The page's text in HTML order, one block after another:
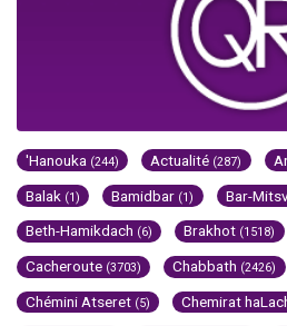
'Hanouka (244) Actualité (287)
Balak (1) Bamidbar (1) Bar-
Beth-Hamikdach (6) Brakhot (1518)
Cacheroute (3703) Chabbath (2426)
Chémini Atseret (5) Chemirat